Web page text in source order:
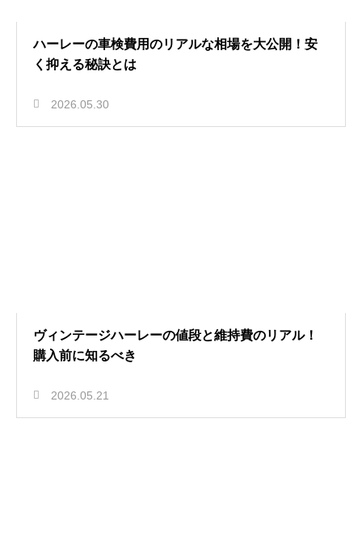
ハーレーの車検費用のリアルな相場を大公開！安
く抑える秘訣とは
2026.05.30
ヴィンテージハーレーの値段と維持費のリアル！
購入前に知るべき
2026.05.21